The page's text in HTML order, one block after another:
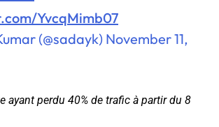
YvcqMimb07
(@sadayk) November 11,
ayant perdu 40% de trafic à partir du 8